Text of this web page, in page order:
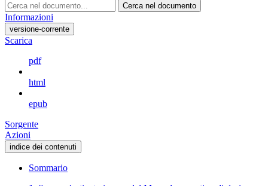
Cerca nel documento
Informazioni
versione-corrente
Scarica
pdf
html
epub
Sorgente
Azioni
indice dei contenuti
Sommario